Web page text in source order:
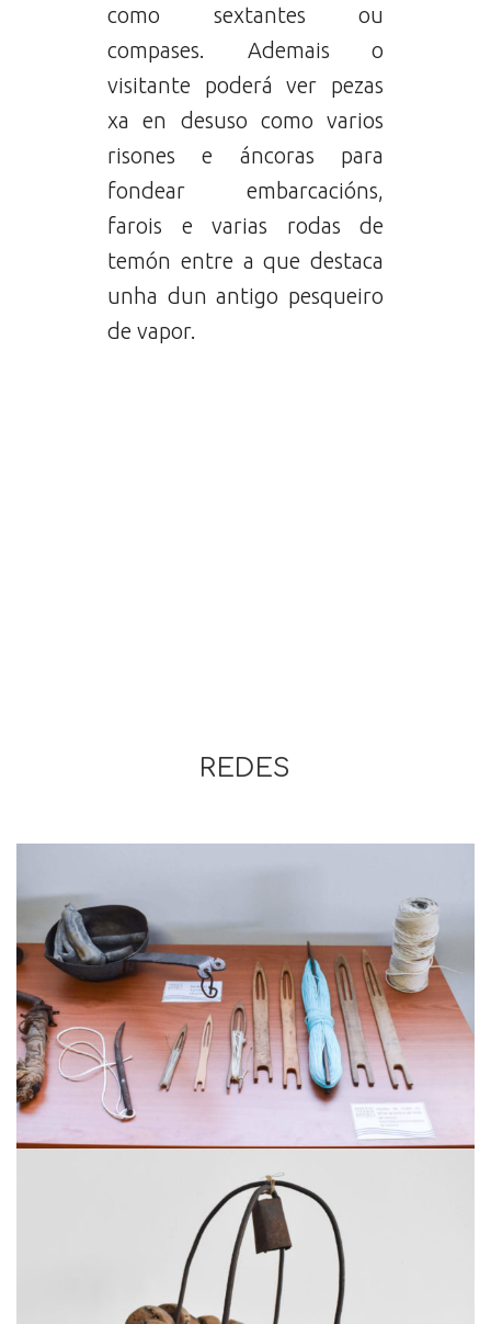
como sextantes ou
compases. Ademais o
visitante poderá ver pezas
xa en desuso como varios
risones e áncoras para
fondear embarcacións,
farois e varias rodas de
temón entre a que destaca
unha dun antigo pesqueiro
de vapor.
REDES